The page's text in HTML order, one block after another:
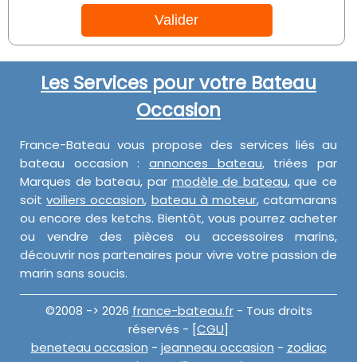
Les Services pour votre Bateau
Occasion
France-Bateau vous propose des services liés au
bateau occasion : annonces bateau, triées par
Marques de bateau, par modèle de bateau, que ce
soitvoiliers occasion, bateau à moteur, catamarans
ou encore des ketchs. Bientôt, vous pourrez acheter
ou vendre des pièces ou accessoires marins,
découvrir nos partenaires pour vivre votre passion de
marin sans soucis.
©2008 -> 2026 france-bateau.fr- Tous droits
réservés - [CGU]
beneteau occasion - jeanneau occasion - zodiac